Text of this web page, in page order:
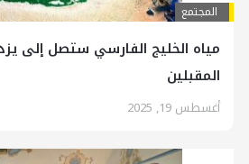
المجتمع
مياه الخليج الفارسي ستصل إلى
المقبلين
أغسطس 19, 2025